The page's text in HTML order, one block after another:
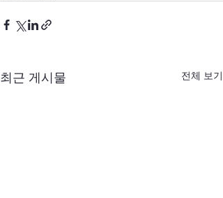
최근 게시물 전체 보기